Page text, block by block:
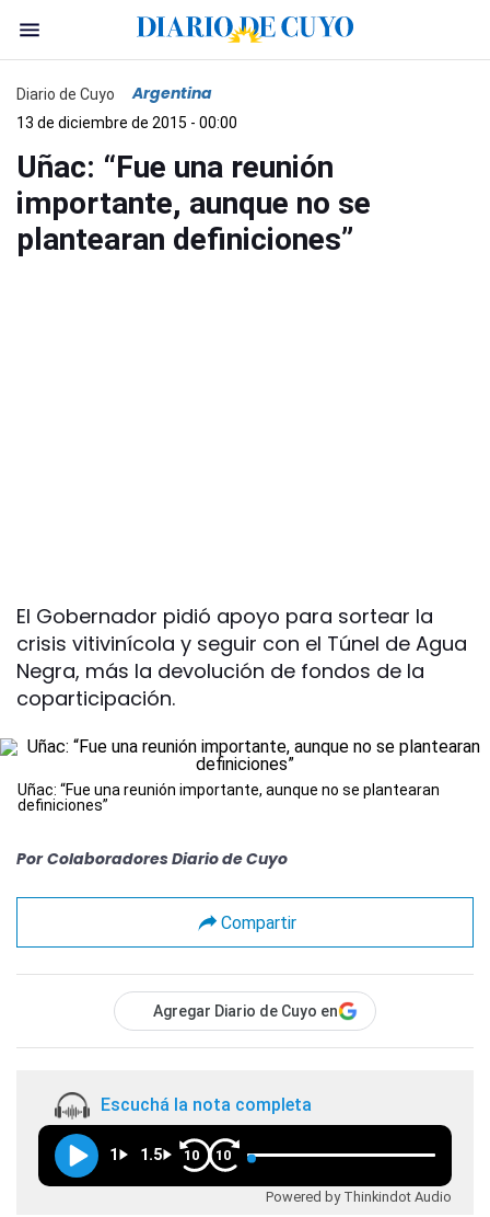
Diario de Cuyo Argentina
13 de diciembre de 2015 - 00:00
Uñac: “Fue una reunión
importante, aunque no se
plantearan definiciones”
El Gobernador pidió apoyo para sortear la
crisis vitivinícola y seguir con el Túnel de Agua
Negra, más la devolución de fondos de la
coparticipación.
Uñac: “Fue una reunión importante, aunque no se plantearan
definiciones”
Por Colaboradores Diario de Cuyo
Compartir
Agregar Diario de Cuyo en
Escuchá la nota completa
1 1.5 10 10
Powered by Thinkindot Audio